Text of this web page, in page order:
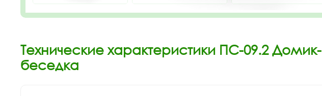
Технические характеристики ПС-09.2 Домик-
беседка